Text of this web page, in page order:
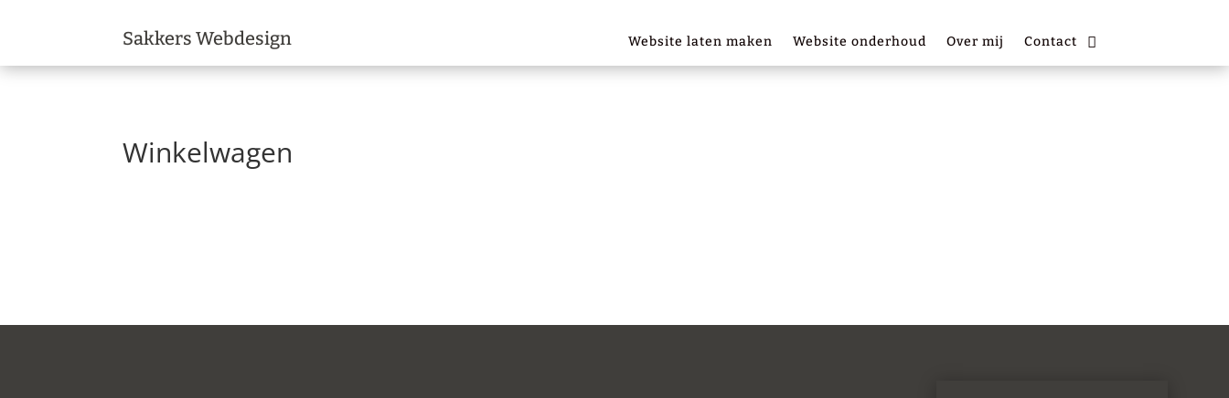
Sakkers Webdesign Website laten maken Website onderhoud Over mij Contact
Winkelwagen